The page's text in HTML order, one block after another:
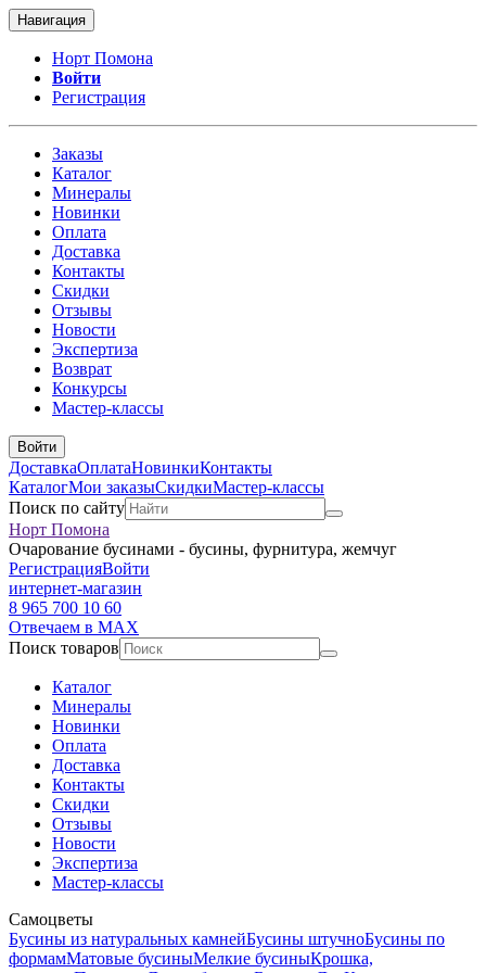
Навигация
Норт Помона
Войти
Регистрация
Заказы
Каталог
Минералы
Новинки
Оплата
Доставка
Контакты
Скидки
Отзывы
Новости
Экспертиза
Возврат
Конкурсы
Мастер-классы
Войти
ДоставкаОплатаНовинкиКонтакты
КаталогМои заказыСкидкиМастер-классы
Поиск по сайту
Норт Помона
Очарование бусинами - бусины, фурнитура, жемчуг
РегистрацияВойти
интернет-магазин
8 965 700 10 60
Отвечаем в MAX
Поиск товаров
Каталог
Минералы
Новинки
Оплата
Доставка
Контакты
Скидки
Отзывы
Новости
Экспертиза
Мастер-классы
Самоцветы
Бусины из натуральных камнейБусины штучноБусины по
формамМатовые бусиныМелкие бусиныКрошка,